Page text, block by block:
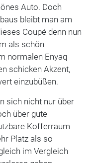
Auto. Doch
bleibt man am
Coupé denn nun
als schön
normalen Enyaq
schicken Akzent,
einzubüßen.
sich nicht nur über
über gute
Kofferraum
Platz als so
im Vergleich